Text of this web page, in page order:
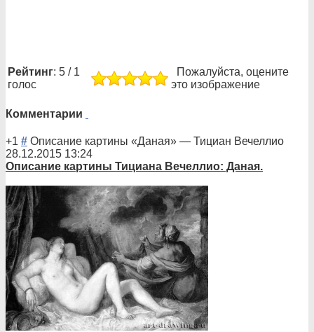
Рейтинг: 5 / 1
голос
Пожалуйста, оцените
это изображение
Комментарии
+1 # Описание картины «Даная» — Тициан Вечеллио
28.12.2015 13:24
Описание картины Тициана Вечеллио: Даная.